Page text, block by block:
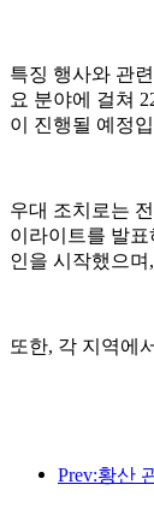
특징 행사와 관
요 분야에 걸쳐
이 진행될 예정
우대 조치로는
이라이트를 발
인을 시작했으
또한, 각 지역에